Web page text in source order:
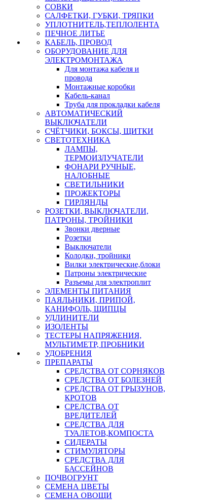
СОВКИ
САЛФЕТКИ, ГУБКИ, ТРЯПКИ
УПЛОТНИТЕЛЬ,ТЕПЛОЛЕНТА
ПЕЧНОЕ ЛИТЬЕ
КАБЕЛЬ, ПРОВОД
ОБОРУДОВАНИЕ ДЛЯ
ЭЛЕКТРОМОНТАЖА
Для монтажа кабеля и
провода
Монтажные коробки
Кабель-канал
Труба для прокладки кабеля
АВТОМАТИЧЕСКИЙ
ВЫКЛЮЧАТЕЛИ
СЧЁТЧИКИ, БОКСЫ, ЩИТКИ
СВЕТОТЕХНИКА
ЛАМПЫ,
ТЕРМОИЗЛУЧАТЕЛИ
ФОНАРИ РУЧНЫЕ,
НАЛОБНЫЕ
СВЕТИЛЬНИКИ
ПРОЖЕКТОРЫ
ГИРЛЯНДЫ
РОЗЕТКИ, ВЫКЛЮЧАТЕЛИ,
ПАТРОНЫ, ТРОЙНИКИ
Звонки дверные
Розетки
Выключатели
Колодки, тройники
Вилки электрические,блоки
Патроны электрические
Разъемы для электроплит
ЭЛЕМЕНТЫ ПИТАНИЯ
ПАЯЛЬНИКИ, ПРИПОЙ,
КАНИФОЛЬ, ЩИПЦЫ
УДЛИНИТЕЛИ
ИЗОЛЕНТЫ
ТЕСТЕРЫ НАПРЯЖЕНИЯ,
МУЛЬТИМЕТР, ПРОБНИКИ
УДОБРЕНИЯ
ПРЕПАРАТЫ
СРЕДСТВА ОТ СОРНЯКОВ
СРЕДСТВА ОТ БОЛЕЗНЕЙ
СРЕДСТВА ОТ ГРЫЗУНОВ,
КРОТОВ
СРЕДСТВА ОТ
ВРЕДИТЕЛЕЙ
СРЕДСТВА ДЛЯ
ТУАЛЕТОВ,КОМПОСТА
СИДЕРАТЫ
СТИМУЛЯТОРЫ
СРЕДСТВА ДЛЯ
БАССЕЙНОВ
ПОЧВОГРУНТ
СЕМЕНА ЦВЕТЫ
СЕМЕНА ОВОЩИ